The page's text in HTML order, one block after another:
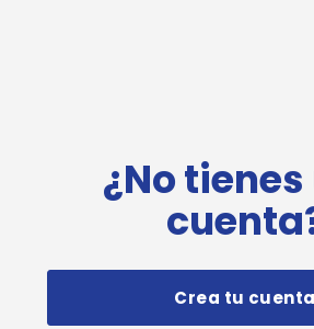
¿No
Crea tu cuenta